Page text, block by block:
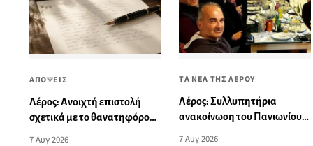
ΑΠΟΨΕΙΣ
Λέρος: Ανοιχτή επιστολή
σχετικά με το θανατηφόρο
7 Αυγ 2026
ΤΑ ΝΕΑ ΤΗΣ ΛΕΡΟΥ
Λέρος: Συλλυπητήρια
ανακοίνωση του Πανιωνίου
7 Αυγ 2026